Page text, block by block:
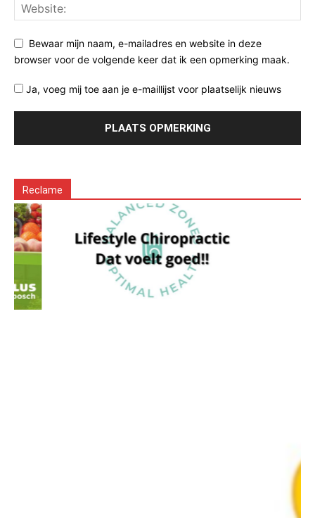
Bewaar mijn naam, e-mailadres en website in deze
browser voor de volgende keer dat ik een opmerking maak.
Ja, voeg mij toe aan je e-maillijst voor plaatselijk nieuws
Reclame